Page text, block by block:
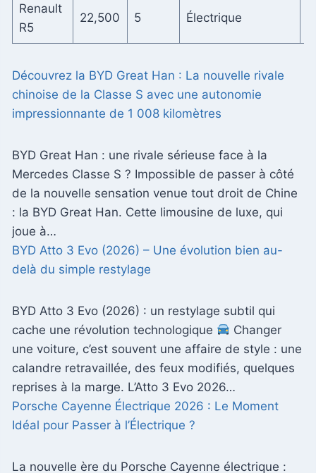
Renault
R5
22,500 5 Électrique
Découvrez la BYD Great Han : La nouvelle rivale
chinoise de la Classe S avec une autonomie
impressionnante de 1 008 kilomètres
BYD Great Han : une rivale sérieuse face à la
Mercedes Classe S ? Impossible de passer à côté
de la nouvelle sensation venue tout droit de Chine
: la BYD Great Han. Cette limousine de luxe, qui
joue à…
BYD Atto 3 Evo (2026) – Une évolution bien au-
delà du simple restylage
BYD Atto 3 Evo (2026) : un restylage subtil qui
cache une révolution technologique
Changer
une voiture, c’est souvent une affaire de style : une
calandre retravaillée, des feux modifiés, quelques
reprises à la marge. L’Atto 3 Evo 2026…
Porsche Cayenne Électrique 2026 : Le Moment
Idéal pour Passer à l’Électrique ?
La nouvelle ère du Porsche Cayenne électrique :